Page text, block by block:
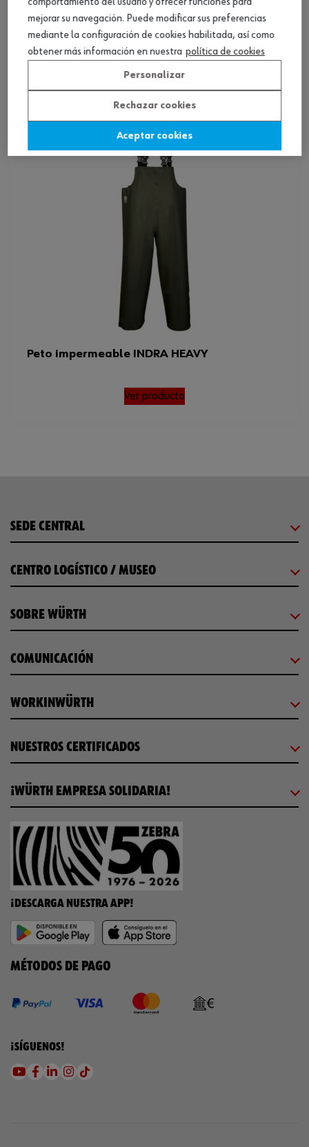
Pantalón Classic Thermic REFLEX
Ver producto
Peto impermeable INDRA HEAVY
Ver producto
SEDE CENTRAL
CENTRO LOGÍSTICO / MUSEO
SOBRE WÜRTH
COMUNICACIÓN
WORKINWÜRTH
NUESTROS CERTIFICADOS
¡WÜRTH EMPRESA SOLIDARIA!
¡DESCARGA NUESTRA APP!
MÉTODOS DE PAGO
¡SÍGUENOS!
mejorar su navegación. Puede modificar sus preferencias
mediante la configuración de cookies habilitada, así como
obtener más información en nuestra política de cookies
Personalizar
Rechazar cookies
Aceptar cookies